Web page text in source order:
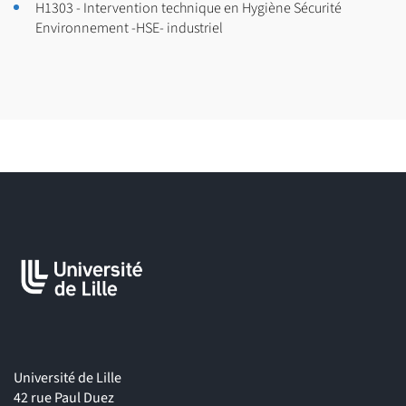
Vous êtes de nationalité étrangère (hors UE et
assimilés) : veuillez prendre connaissance des
- de l’aéronautique ;
- de l’aérospatiale ;
H1303 - Intervention technique en Hygiène Sécurité
Environnement -HSE- industriel
Université de Lille
42 rue Paul Duez